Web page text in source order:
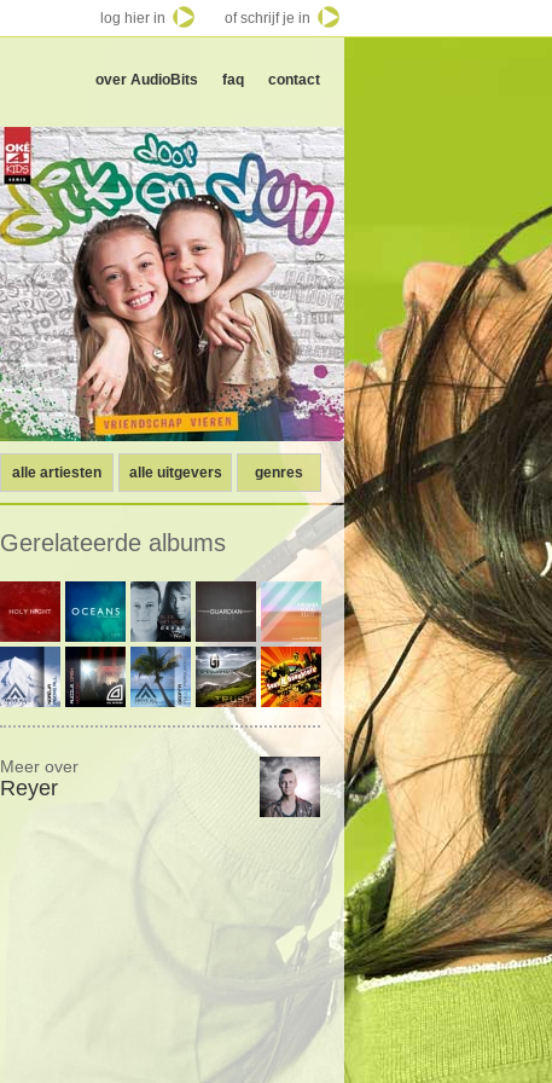
over AudioBits faq contact
alle artiesten alle uitgevers genres
Gerelateerde albums
Meer over
Reyer
log hier in of schrijf je in